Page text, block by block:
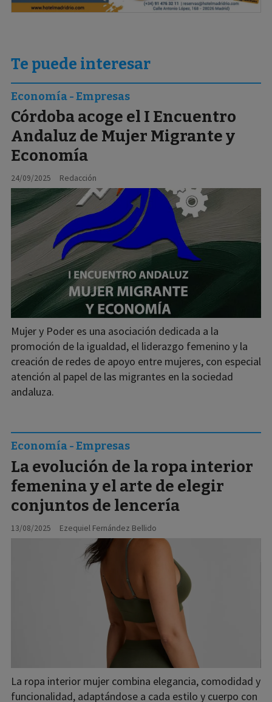
Te puede interesar
Córdoba acoge el I Encuentro
Andaluz de Mujer Migrante y
Economía
Redacción
Economía - Empresas
24/09/2025
Mujer y Poder es una asociación dedicada a la
promoción de la igualdad, el liderazgo femenino y la
creación de redes de apoyo entre mujeres, con especial
atención al papel de las migrantes en la sociedad
andaluza.
La evolución de la ropa interior
femenina y el arte de elegir
conjuntos de lencería
Ezequiel Fernández Bellido
Economía - Empresas
13/08/2025
La ropa interior mujer combina elegancia, comodidad y
funcionalidad, adaptándose a cada estilo y cuerpo con